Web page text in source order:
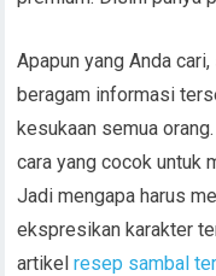
Apapun yang Anda
beragam informasi
kesukaan semua
cara yang cocok untuk
Jadi mengapa harus
ekspresikan karakter
artikelresep sambal